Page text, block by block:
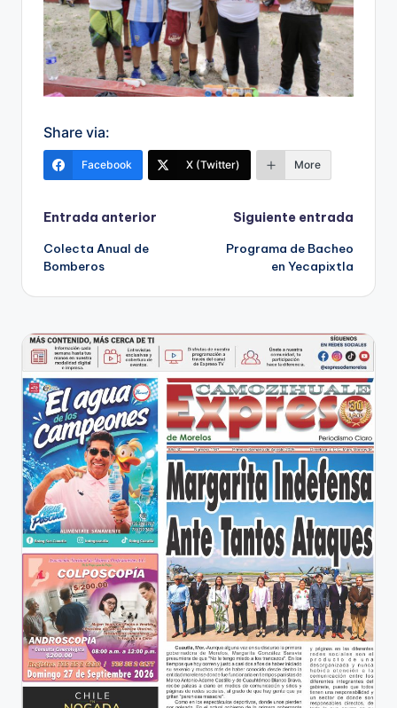
Share via:
Facebook X (Twitter) More
Navegación
de
entradas
Entrada anterior
Colecta Anual de
Bomberos
Siguiente entrada
Programa de Bacheo
en Yecapixtla